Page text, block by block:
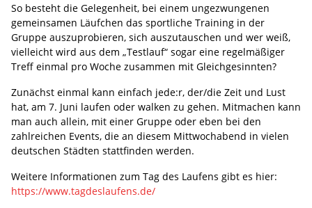
So besteht die Gelegenheit, bei einem ungezwungenen
gemeinsamen Läufchen das sportliche Training in der
Gruppe auszuprobieren, sich auszutauschen und wer weiß,
vielleicht wird aus dem „Testlauf“ sogar eine regelmäßiger
Treff einmal pro Woche zusammen mit Gleichgesinnten?
Zunächst einmal kann einfach jede:r, der/die Zeit und Lust
hat, am 7. Juni laufen oder walken zu gehen. Mitmachen kann
man auch allein, mit einer Gruppe oder eben bei den
zahlreichen Events, die an diesem Mittwochabend in vielen
deutschen Städten stattfinden werden.
Weitere Informationen zum Tag des Laufens gibt es hier:
https://www.tagdeslaufens.de/